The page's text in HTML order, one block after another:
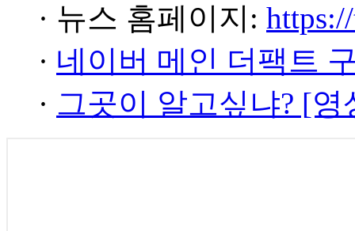
· 뉴스 홈페이지:
· 네이버 메인 더팩트
· 그곳이 알고싶냐? [